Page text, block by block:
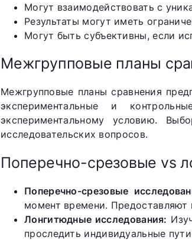
Могут взаимодействовать с
Результаты могут иметь
Могут быть субъективны, если
Межгрупповые планы
Межгрупповые планы сравнения
экспериментальные и
экспериментальному условию.
исследовательских вопросов.
Поперечно-срезовые vs
Поперечно-срезовые
момент времени.
Лонгитюдные исследования:
проследить индивидуальные